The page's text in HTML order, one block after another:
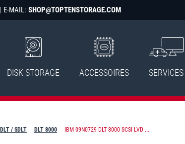
E-MAIL: SHOP@TOPTENSTORAGE.COM
DISK STORAGE ACCESSOIRES SERVICES
DLT / SDLT DLT 8000 IBM 09N0729 DLT 8000 SCSI LVD ...